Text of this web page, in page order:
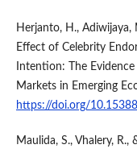
Herjanto, H., Adiwijaya,
Effect of Celebrity
Intention: The
Markets in Emerging
https://doi.org/
Maulida, S., Vhalery,